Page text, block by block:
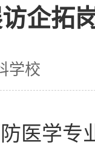
企拓
学校
医学专